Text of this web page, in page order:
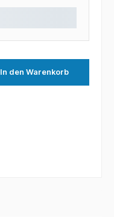
In den Warenkorb